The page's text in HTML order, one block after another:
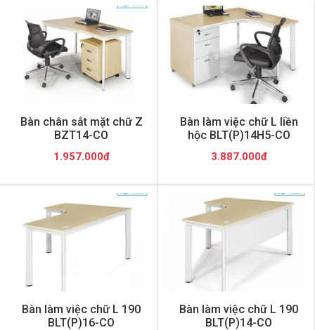
Bàn chân sắt mặt chữ Z
BZT14-CO
1.957.000đ
Bàn làm việc chữ L liền
hộc BLT(P)14H5-CO
3.887.000đ
Bàn làm việc chữ L 190
BLT(P)16-CO
Bàn làm việc chữ L 190
BLT(P)14-CO